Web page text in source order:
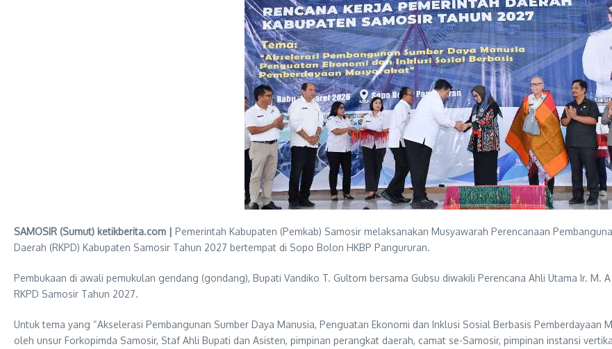
SAMOSIR (Sumut) ketikberita.com | Pemerintah Kabupaten (Pemkab) Samosir melaksanakan Musyawarah Perencanaan
Daerah (RKPD) Kabupaten Samosir Tahun 2027 bertempat di Sopo Bolon HKBP Pangururan.
Pembukaan di awali pemukulan gendang (gondang), Bupati Vandiko T. Gultom bersama Gubsu diwakili Perencana Ahli Utama Ir. M.
RKPD Samosir Tahun 2027.
Untuk tema yang “Akselerasi Pembangunan Sumber Daya Manusia, Penguatan Ekonomi dan Inklusi Sosial Berbasis Pemberdayaan
oleh unsur Forkopimda Samosir, Staf Ahli Bupati dan Asisten, pimpinan perangkat daerah, camat se-Samosir, pimpinan instansi